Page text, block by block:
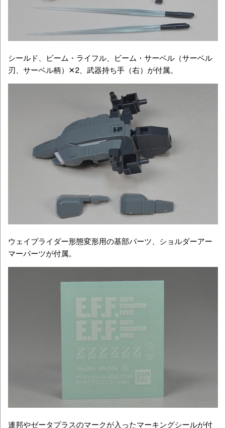
シールド、ビーム・ライフル、ビーム・サーベル（サーベル
刃、サーベル柄）✕2、武器持ち手（右）が付属。
ウェイブライダー形態変形用の基部パーツ、ショルダーアー
マーパーツが付属。
連邦やゼータプラスのマークが入ったマーキングシールが付